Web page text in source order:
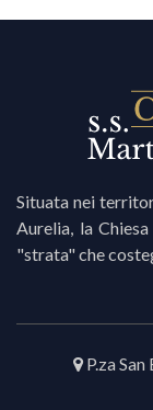
Situata nei
Aurelia, la
"strata" che
P.za